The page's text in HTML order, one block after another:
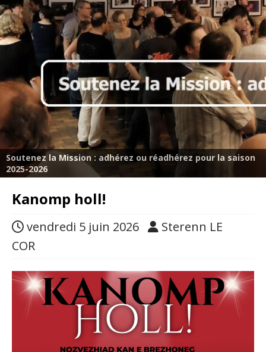
Soutenez la Mission : adhérez ou réadhérez pour la saison
2025-2026
Kanomp holl!
vendredi 5 juin 2026
Sterenn LE
COR